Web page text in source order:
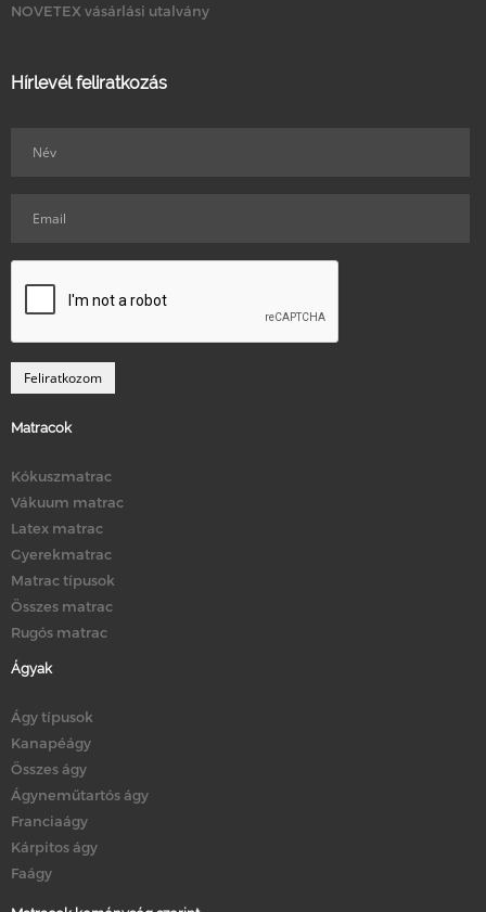
NOVETEX vásárlási utalvány
Hírlevél feliratkozás
Matracok
Kókuszmatrac
Vákuum matrac
Latex matrac
Gyerekmatrac
Matrac típusok
Összes matrac
Rugós matrac
Ágyak
Ágy típusok
Kanapéágy
Összes ágy
Ágyneműtartós ágy
Franciaágy
Kárpitos ágy
Faágy